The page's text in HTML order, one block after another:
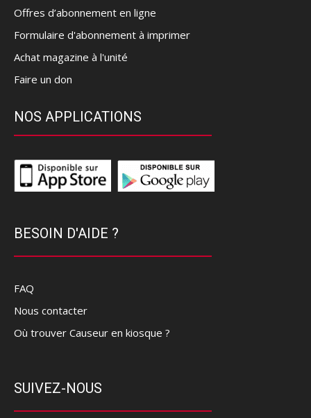
Offres d’abonnement en ligne
Formulaire d'abonnement à imprimer
Achat magazine à l'unité
Faire un don
NOS APPLICATIONS
BESOIN D'AIDE ?
FAQ
Nous contacter
Où trouver Causeur en kiosque ?
SUIVEZ-NOUS